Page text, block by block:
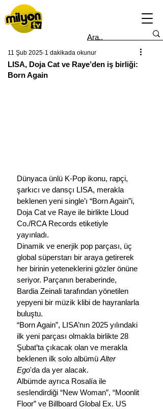
LISA, Doja Cat ve Raye’den iş birliği:
Born Again
11 Şub 2025 1 dakikada okunur
Dünyaca ünlü K-Pop ikonu, rapçi,
şarkıcı ve dansçı LISA, merakla
beklenen yeni single’ı “Born Again”i,
Doja Cat ve Raye ile birlikte Lloud
Co./RCA Records etiketiyle
yayınladı.
Dinamik ve enerjik pop parçası, üç
global süperstarı bir araya getirerek
her birinin yeteneklerini gözler önüne
seriyor. Parçanın beraberinde,
Bardia Zeinali tarafından yönetilen
yepyeni bir müzik klibi de hayranlarla
buluştu.
“Born Again”, LISA’nın 2025 yılındaki
ilk yeni parçası olmakla birlikte 28
Şubat’ta çıkacak olan ve merakla
beklenen ilk solo albümü Alter
Ego'da da yer alacak.
Albümde ayrıca Rosalía ile
seslendirdiği “New Woman”, “Moonlit
Floor” ve Billboard Global Ex. US